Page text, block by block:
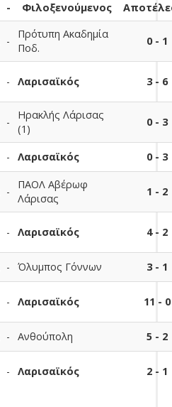
- Φιλοξενούμενος
-
Πρότυπη Ακαδημία
Ποδ.
0 - 1
- Λαρισαϊκός 3 - 6
-
Ηρακλής Λάρισας
(1)
0 - 3
- Λαρισαϊκός 0 - 3
-
ΠΑΟΛ Αβέρωφ
Λάρισας
1 - 2
- Λαρισαϊκός 4 - 2
- Όλυμπος Γόννων 3 - 1
- Λαρισαϊκός 11 - 0
- Ανθούπολη 5 - 2
- Λαρισαϊκός 2 - 1